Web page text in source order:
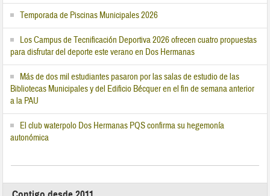
Temporada de Piscinas Municipales 2026
Los Campus de Tecnificación Deportiva 2026 ofrecen cuatro propuestas
para disfrutar del deporte este verano en Dos Hermanas
Más de dos mil estudiantes pasaron por las salas de estudio de las
Bibliotecas Municipales y del Edificio Bécquer en el fin de semana anterior
a la PAU
El club waterpolo Dos Hermanas PQS confirma su hegemonía
autonómica